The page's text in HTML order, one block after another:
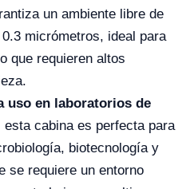
un ambiente libre de
micrómetros, ideal para
que requieren altos
uso en laboratorios de
esta cabina es perfecta para
biotecnología y
se requiere un entorno